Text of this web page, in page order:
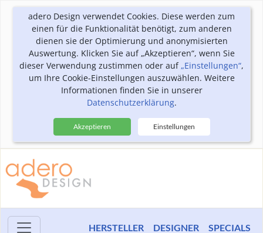
adero Design verwendet Cookies. Diese werden zum
einen für die Funktionalität benötigt, zum anderen
dienen sie der Optimierung und anonymisierten
Auswertung. Klicken Sie auf „Akzeptieren“, wenn Sie
dieser Verwendung zustimmen oder auf„Einstellungen“,
um Ihre Cookie-Einstellungen auszuwählen. Weitere
Informationen finden Sie in unserer
Datenschutzerklärung.
Akzeptieren Einstellungen
HERSTELLER DESIGNER SPECIALS